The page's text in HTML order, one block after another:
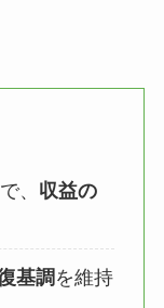
、 収益の
基調 を維持